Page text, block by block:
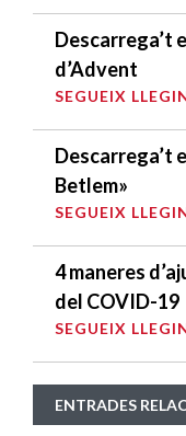
Descarrega’t
d’Advent
SEGUEIX
Descarrega’t
Betlem»
SEGUEIX
4 maneres
del COVID-19
SEGUEIX
ENTRADES